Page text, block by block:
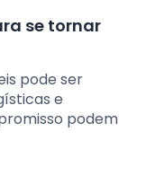
se tornar
pode ser
e
podem